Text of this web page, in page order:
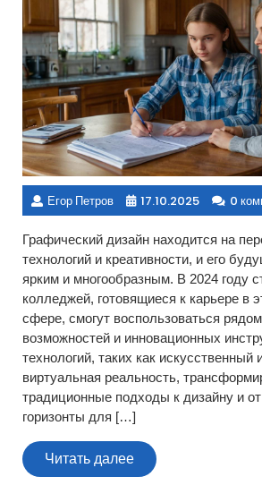
Егор Петров 17.10.2025 0
Графический дизайн находится на
технологий и креативности, и его
ярким и многообразным. В 2024 году
колледжей, готовящиеся к карьере в
сфере, смогут воспользоваться
возможностей и инновационных
технологий, таких как искусственный
виртуальная реальность,
традиционные подходы к дизайну и
горизонты для […]
Читать далееЧитать
далее